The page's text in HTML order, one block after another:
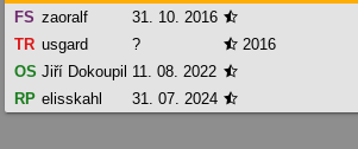
FS zaoralf 31. 10. 2016 
TR usgard ?  2016
OS Jiří Dokoupil 11. 08. 2022 
RP elisskahl 31. 07. 2024 